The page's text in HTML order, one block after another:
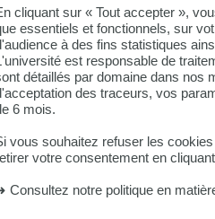
cliquant sur « Tout accepter »,
essentiels et fonctionnels, sur
à des fins statistiques
est responsable de
détaillés par domaine dans nos
des traceurs, vos
6 mois.
vous souhaitez refuser les
votre consentement en
Consultez notre politique en
en ligne
ligne)
formation